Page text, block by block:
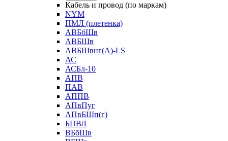
Кабель и провод (по маркам)
NYM
ПМЛ (плетенка)
АВБбШв
АВБШв
АВБШвнг(А)-LS
АС
АСБл-10
АПВ
ПАВ
АППВ
АПвПуг
АПвБШп(г)
БПВЛ
ВБбШв